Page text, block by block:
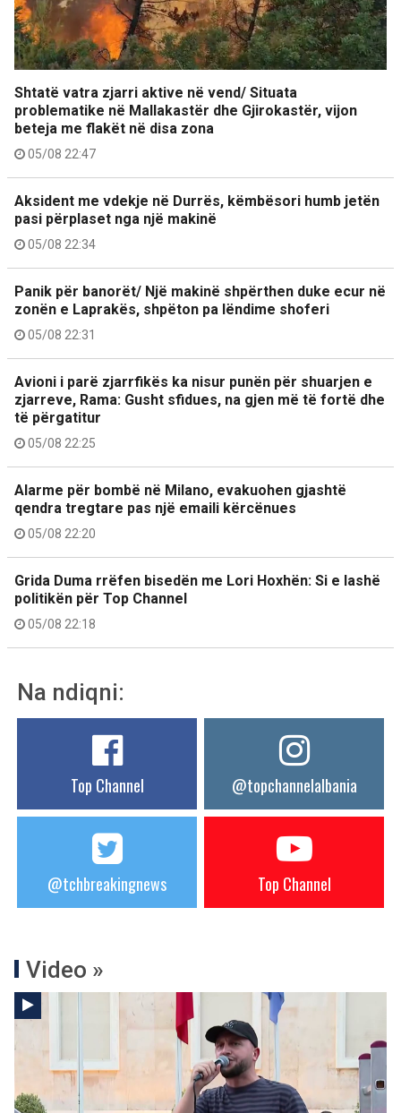
Shtatë vatra zjarri aktive në vend/ Situata
problematike në Mallakastër dhe Gjirokastër, vijon
beteja me flakët në disa zona
05/08 22:47
Aksident me vdekje në Durrës, këmbësori humb jetën
pasi përplaset nga një makinë
05/08 22:34
Panik për banorët/ Një makinë shpërthen duke ecur në
zonën e Laprakës, shpëton pa lëndime shoferi
05/08 22:31
Avioni i parë zjarrfikës ka nisur punën për shuarjen e
zjarreve, Rama: Gusht sfidues, na gjen më të fortë dhe
të përgatitur
05/08 22:25
Alarme për bombë në Milano, evakuohen gjashtë
qendra tregtare pas një emaili kërcënues
05/08 22:20
Grida Duma rrëfen bisedën me Lori Hoxhën: Si e lashë
politikën për Top Channel
05/08 22:18
Na ndiqni:
Top Channel @topchannelalbania
@tchbreakingnews Top Channel
Video »